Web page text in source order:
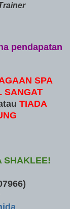
pendapatan
SPA
SANGAT
TIADA
SHAKLEE!